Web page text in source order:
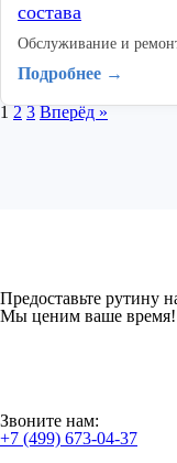
состава
Обслуживание и
Подробнее →
1 2 3 Вперёд »
Предоставьте рутину
Мы ценим ваше время!
Звоните нам:
+7 (499) 673-04-37